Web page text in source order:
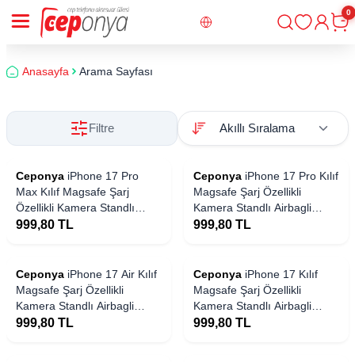
Giriş
0
Anasayfa Arama Sayfası
Filtre
Ceponya iPhone 17 Pro
Max Kılıf Magsafe Şarj
Özellikli Kamera Standlı
Airbagli Leke Tutmaz Lüx
999,80 TL
Ceponya iPhone 17 Pro Kılıf
Magsafe Şarj Özellikli
Kamera Standlı Airbagli
Leke Tutmaz Lüx Kapak
999,80 TL
Ceponya iPhone 17 Air Kılıf
Magsafe Şarj Özellikli
Kamera Standlı Airbagli
Leke Tutmaz Lüx Kapak
999,80 TL
Ceponya iPhone 17 Kılıf
Magsafe Şarj Özellikli
Kamera Standlı Airbagli
Leke Tutmaz Lüx Kapak
999,80 TL